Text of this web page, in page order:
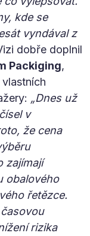
kde se
vyndával z
dobře doplnil
Packiging,
„Dnes už
v
že cena
zajímají
obalového
řetězce.
rizika